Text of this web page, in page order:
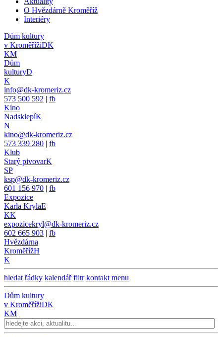
O Hvězdárně Kroměříž
Interiéry
Dům kultury
v KroměřížiDK
KM
Dům
kulturyD
K
info@dk-kromeriz.cz
573 500 592 | fb
Kino
NadsklepíK
N
kino@dk-kromeriz.cz
573 339 280 | fb
Klub
Starý pivovarK
SP
ksp@dk-kromeriz.cz
601 156 970 | fb
Expozice
Karla KrylaE
KK
expozicekryl@dk-kromeriz.cz
602 665 903 | fb
Hvězdárna
KroměřížH
K
hledat řádky kalendář filtr kontakt menu
Dům kultury
v KroměřížiDK
KM